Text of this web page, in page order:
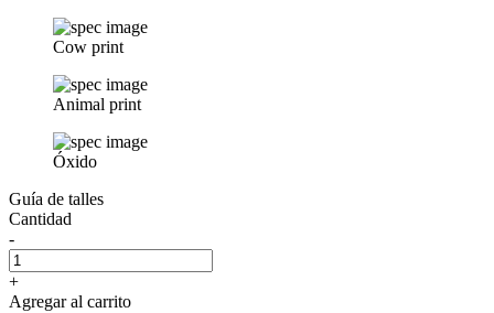
Cow print
Animal print
Óxido
Guía de talles
Cantidad
-
+
Agregar al carrito